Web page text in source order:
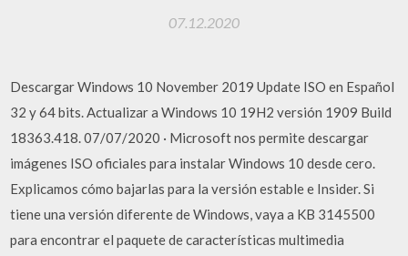
07.12.2020
Descargar Windows 10 November 2019 Update ISO en Español
32 y 64 bits. Actualizar a Windows 10 19H2 versión 1909 Build
18363.418. 07/07/2020 · Microsoft nos permite descargar
imágenes ISO oficiales para instalar Windows 10 desde cero.
Explicamos cómo bajarlas para la versión estable e Insider. Si
tiene una versión diferente de Windows, vaya a KB 3145500
para encontrar el paquete de características multimedia